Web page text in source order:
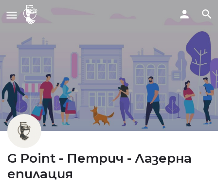
G Point - Петрич - Лазерна
епилация